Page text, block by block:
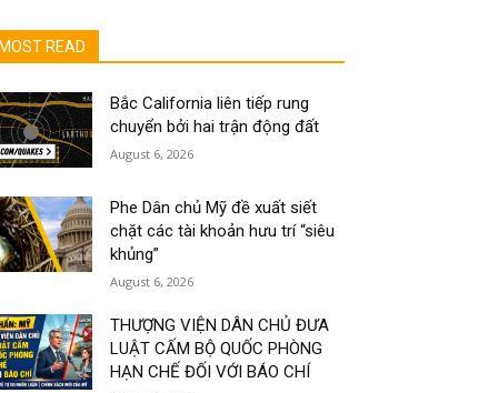
MOST READ
Bắc California liên tiếp rung
chuyển bởi hai trận động đất
August 6, 2026
Phe Dân chủ Mỹ đề xuất siết
chặt các tài khoản hưu trí “siêu
khủng”
August 6, 2026
THƯỢNG VIỆN DÂN CHỦ ĐƯA
LUẬT CẤM BỘ QUỐC PHÒNG
HẠN CHẾ ĐỐI VỚI BÁO CHÍ